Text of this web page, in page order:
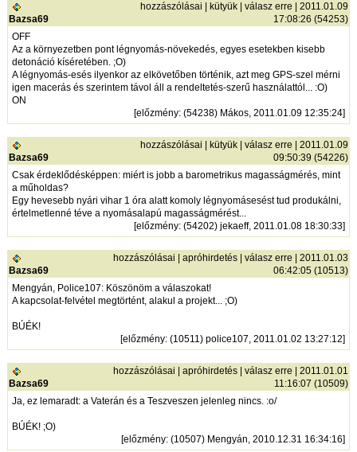
Bazsa69
hozzászólásai kütyük |válasz erre | 2011.01.09
17:08:26 (54253)
OFF
Az a környezetben pont légnyomás-növekedés, egyes esetekben kisebb
detonáció kíséretében. ;O)
A légnyomás-esés ilyenkor az elkövetőben történik, azt meg GPS-szel mérni
igen macerás és szerintem távol áll a rendeltetés-szerű használattól... :O)
ON
[előzmény: (54238) Mákos, 2011.01.09 12:35:24]
Bazsa69
hozzászólásai kütyük |válasz erre | 2011.01.09
09:50:39 (54226)
Csak érdeklődésképpen: miért is jobb a barometrikus magasságmérés, mint
a műholdas?
Egy hevesebb nyári vihar 1 óra alatt komoly légnyomásesést tud produkálni,
értelmetlenné téve a nyomásalapú magasságmérést...
[előzmény: (54202) jekaeff, 2011.01.08 18:30:33]
Bazsa69
hozzászólásai |apróhirdetés |válasz erre | 2011.01.03
06:42:05 (10513)
Mengyán, Police107: Köszönöm a válaszokat!
A kapcsolat-felvétel megtörtént, alakul a projekt... ;O)
BÚÉK!
[előzmény: (10511) police107, 2011.01.02 13:27:12]
Bazsa69
hozzászólásai |apróhirdetés |válasz erre | 2011.01.01
11:16:07 (10509)
Ja, ez lemaradt: a Vaterán és a Teszveszen jelenleg nincs. :o/
BÚÉK! ;O)
[előzmény: (10507) Mengyán, 2010.12.31 16:34:16]